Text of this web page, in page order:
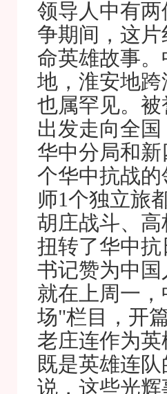
领导人中有
争期间，这
命英雄故事
地，淮安地
也属罕见。
出发走向全
华中分局和
个华中抗战
师1个独立旅
胡庄战斗、
扭转了华中
书记赞为中
就在上周一
场"栏目，开
老庄连作为
既是英雄连
说，这些光